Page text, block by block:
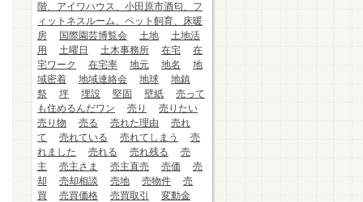
階、アイワハウス、小田原市酒匂、フ
ィットネスルーム、ペット飼育、床暖
房
国際園芸博覧会 土地
土地活
用
土曜日 土木事務所 在宅
在
宅ワーク
在宅率 地元 地名
地
域密着
地域連絡会 地球
地鎮
祭
坪 埋設 堅固 壁紙
売って
も住めるんだワン
売り
売りたい
売り物
売る 売れた理由
売れ
て
売れている 売れてしまう
売
れました
売れる 売れ残る
売
主
売主さま 売主直売 売価
売
却
売却相談 売地 売物件
売
買
売買価格 売買取引
変動金